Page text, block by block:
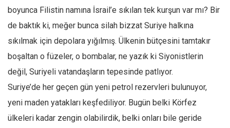
boyunca Filistin namına İsrail’e sıkılan tek kurşun var mı? Bir
de baktık ki, meğer bunca silah bizzat Suriye halkına
sıkılmak için depolara yığılmış. Ülkenin bütçesini tamtakır
boşaltan o füzeler, o bombalar, ne yazık ki Siyonistlerin
değil, Suriyeli vatandaşların tepesinde patlıyor.
Suriye’de her geçen gün yeni petrol rezervleri bulunuyor,
yeni maden yatakları keşfediliyor. Bugün belki Körfez
ülkeleri kadar zengin olabilirdik, belki onları bile geride